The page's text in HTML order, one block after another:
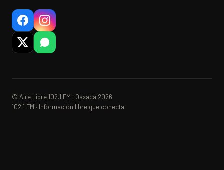
© Aire Libre 102.1 FM · Oaxaca 2026
102.1 FM · Información libre que conecta.